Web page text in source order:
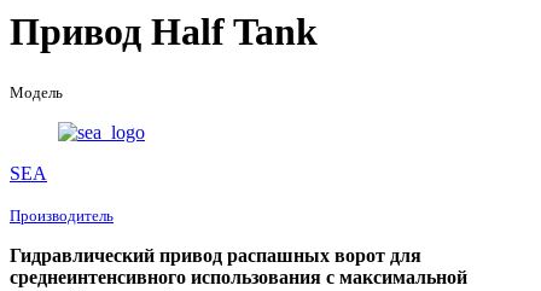
Привод Half Tank
Модель
SEA
Производитель
Гидравлический привод распашных ворот для
среднеинтенсивного использования с максимальной